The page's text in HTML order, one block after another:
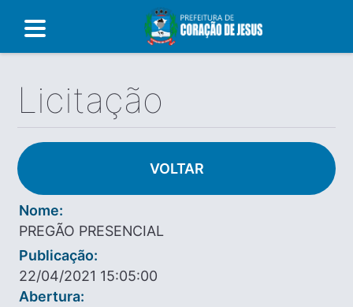
Licitação
VOLTAR
Nome:
PREGÃO PRESENCIAL
Publicação:
22/04/2021 15:05:00
Abertura: